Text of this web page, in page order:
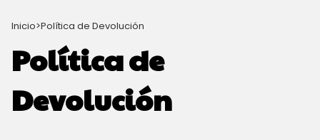
Inicio>Política de Devolución
Política de
Devolución